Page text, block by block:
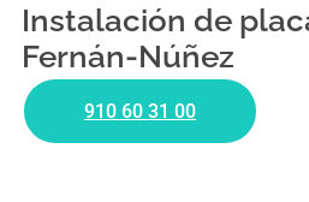
Instalación de
Fernán-Núñez
910 60 31 00